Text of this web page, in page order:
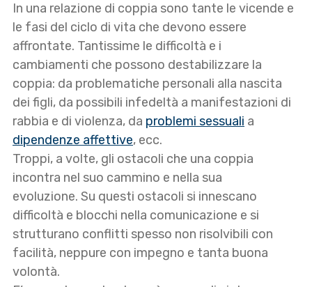
In una relazione di coppia sono tante le vicende e
le fasi del ciclo di vita che devono essere
affrontate. Tantissime le difficoltà e i
cambiamenti che possono destabilizzare la
coppia: da problematiche personali alla nascita
dei figli, da possibili infedeltà a manifestazioni di
rabbia e di violenza, da problemi sessuali a
dipendenze affettive, ecc.
Troppi, a volte, gli ostacoli che una coppia
incontra nel suo cammino e nella sua
evoluzione. Su questi ostacoli si innescano
difficoltà e blocchi nella comunicazione e si
strutturano conflitti spesso non risolvibili con
facilità, neppure con impegno e tanta buona
volontà.